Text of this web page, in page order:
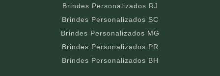
Brindes Personalizados RJ
Brindes Personalizados SC
Brindes Personalizados MG
Brindes Personalizados PR
Brindes Personalizados BH